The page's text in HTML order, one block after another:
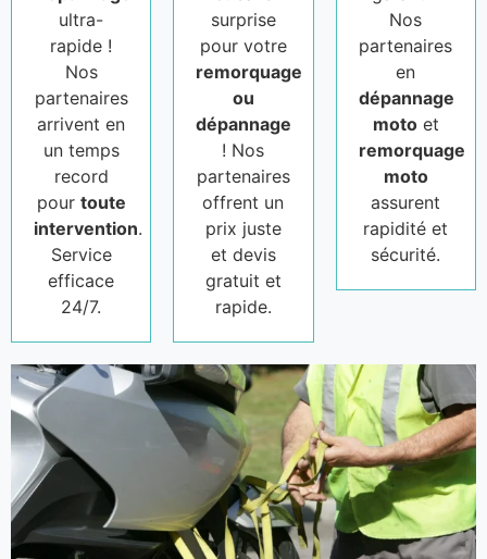
ultra-
rapide !
Nos
partenaires
arrivent en
un temps
record
pour toute
intervention.
Service
efficace
24/7.
surprise
pour votre
remorquage
ou
dépannage
! Nos
partenaires
offrent un
prix juste
et devis
gratuit et
rapide.
Nos
partenaires
en
dépannage
motoet
remorquage
moto
assurent
rapidité et
sécurité.